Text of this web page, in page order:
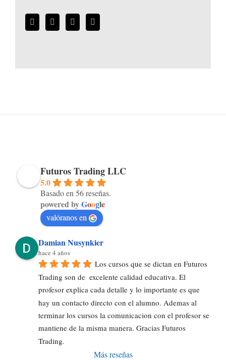
Futuros Trading LLC
5.0
Basado en 56 reseñas.
powered byGoogle
valóranos en
Damian Nusynkier
hace 4 años
Los cursos que se dictan en Futuros
Trading son de  excelente calidad educativa. El
profesor explica cada detalle y lo importante es que
hay un contacto directo con el alumno. Ademas al
terminar los cursos la comunicacion con el profesor se
mantiene de la misma manera. Gracias Futuros
Trading.
Más reseñas